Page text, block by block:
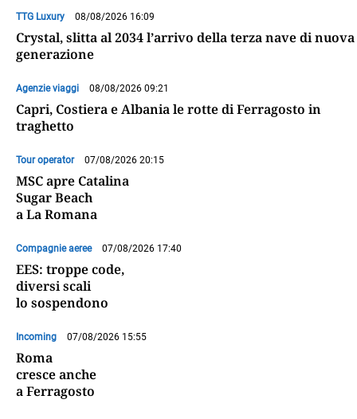
TTG Luxury 08/08/2026 16:09
Crystal, slitta al 2034 l’arrivo della terza nave di nuova
generazione
Agenzie viaggi 08/08/2026 09:21
Capri, Costiera e Albania le rotte di Ferragosto in
traghetto
Tour operator 07/08/2026 20:15
MSC apre Catalina
Sugar Beach
a La Romana
Compagnie aeree 07/08/2026 17:40
EES: troppe code,
diversi scali
lo sospendono
Incoming 07/08/2026 15:55
Roma
cresce anche
a Ferragosto